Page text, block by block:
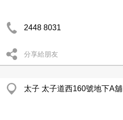
2448 8031
分享給朋友
太子 太子道西160號地下A舖